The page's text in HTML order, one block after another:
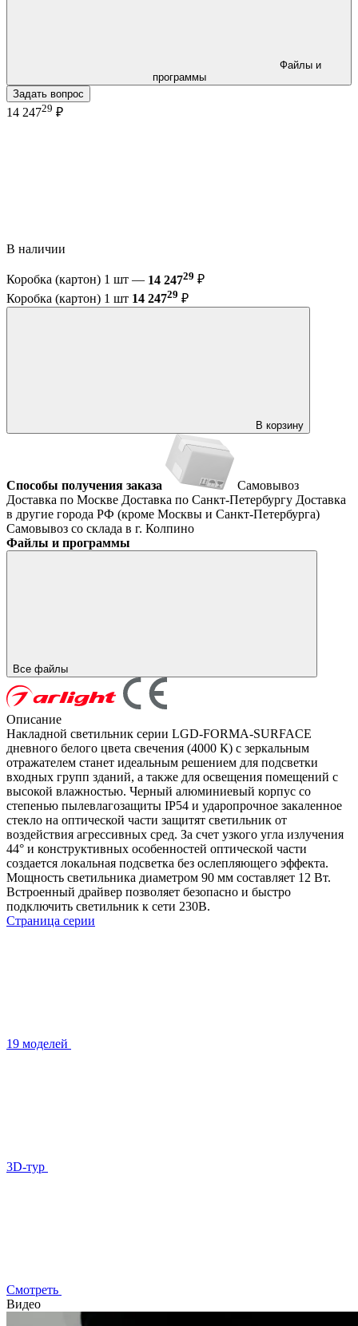
программы
Задать вопрос
14 24729 ₽
В наличии
Коробка (картон) 1 шт — 14 24729 ₽
Коробка (картон) 1 шт 14 24729 ₽
В корзину
Способы получения заказа
Самовывоз
Доставка по Москве Доставка по Санкт-Петербургу Доставка
в другие города РФ (кроме Москвы и Санкт-Петербурга)
Самовывоз со склада в г. Колпино
Файлы и программы
Все файлы
Описание
Накладной светильник серии LGD-FORMA-SURFACE
дневного белого цвета свечения (4000 К) с зеркальным
отражателем станет идеальным решением для подсветки
входных групп зданий, а также для освещения помещений с
высокой влажностью. Черный алюминиевый корпус со
степенью пылевлагозащиты IP54 и ударопрочное закаленное
стекло на оптической части защитят светильник от
воздействия агрессивных сред. За счет узкого угла излучения
44° и конструктивных особенностей оптической части
создается локальная подсветка без ослепляющего эффекта.
Мощность светильника диаметром 90 мм составляет 12 Вт.
Встроенный драйвер позволяет безопасно и быстро
подключить светильник к сети 230В.
Страница серии
19 моделей
3D-тур
Смотреть
Видео